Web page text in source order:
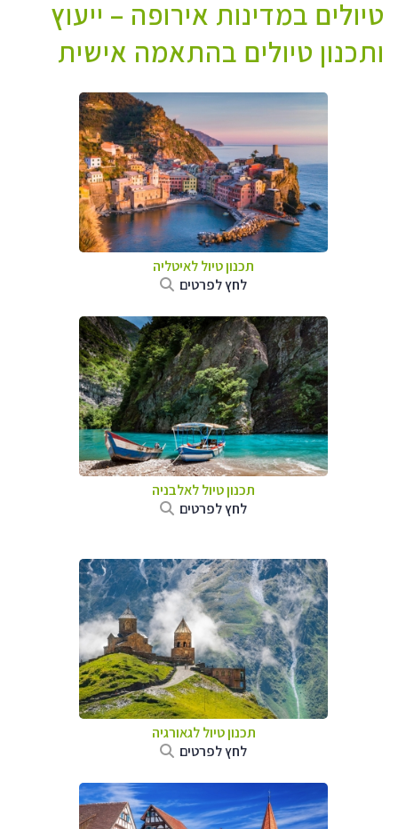
טיולים במדינות אירופה – ייעוץ
ותכנון טיולים בהתאמה אישית
תכנון טיול לאיטליה
לחץ לפרטים
תכנון טיול לאלבניה
לחץ לפרטים
תכנון טיול לגאורגיה
לחץ לפרטים